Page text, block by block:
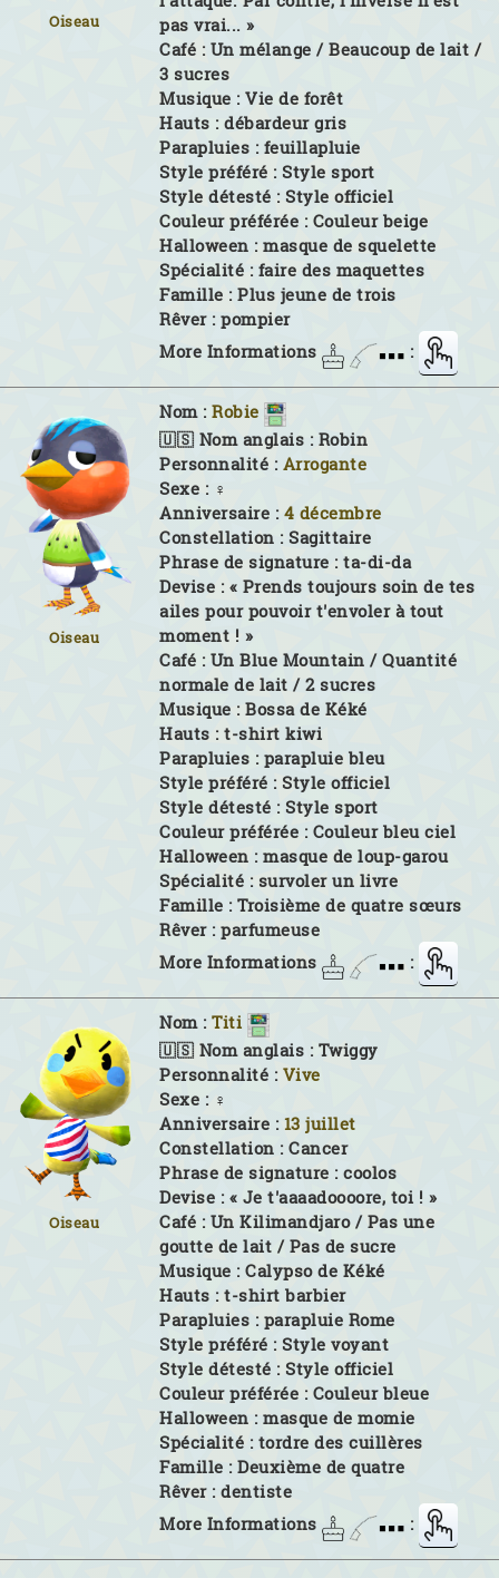
Oiseau
pas vrai... »
Café : Un mélange / Beaucoup de lait /
3 sucres
Musique : Vie de forêt
Hauts : débardeur gris
Parapluies : feuillapluie
Style préféré : Style sport
Style détesté : Style officiel
Couleur préférée : Couleur beige
Halloween : masque de squelette
Spécialité : faire des maquettes
Famille : Plus jeune de trois
Rêver : pompier
More Informations
:
Oiseau
Nom : Robie
🇺🇸 Nom anglais : Robin
Personnalité : Arrogante
Sexe : ♀
Anniversaire : 4 décembre
Constellation : Sagittaire
Phrase de signature : ta-di-da
Devise : « Prends toujours soin de tes
ailes pour pouvoir t'envoler à tout
moment ! »
Café : Un Blue Mountain / Quantité
normale de lait / 2 sucres
Musique : Bossa de Kéké
Hauts : t-shirt kiwi
Parapluies : parapluie bleu
Style préféré : Style officiel
Style détesté : Style sport
Couleur préférée : Couleur bleu ciel
Halloween : masque de loup-garou
Spécialité : survoler un livre
Famille : Troisième de quatre sœurs
Rêver : parfumeuse
More Informations
:
Oiseau
Nom : Titi
🇺🇸 Nom anglais : Twiggy
Personnalité : Vive
Sexe : ♀
Anniversaire : 13 juillet
Constellation : Cancer
Phrase de signature : coolos
Devise : « Je t'aaaadoooore, toi ! »
Café : Un Kilimandjaro / Pas une
goutte de lait / Pas de sucre
Musique : Calypso de Kéké
Hauts : t-shirt barbier
Parapluies : parapluie Rome
Style préféré : Style voyant
Style détesté : Style officiel
Couleur préférée : Couleur bleue
Halloween : masque de momie
Spécialité : tordre des cuillères
Famille : Deuxième de quatre
Rêver : dentiste
More Informations
: